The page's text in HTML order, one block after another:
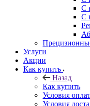
С
С
Услуги
Акции
Как купить
Назад
Как купить
Условия
Условия